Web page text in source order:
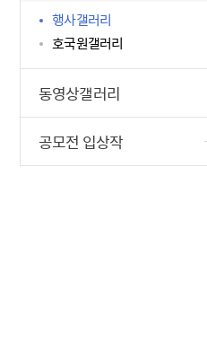
행사갤러리
호국원갤러리
동영상갤러리
공모전 입상작